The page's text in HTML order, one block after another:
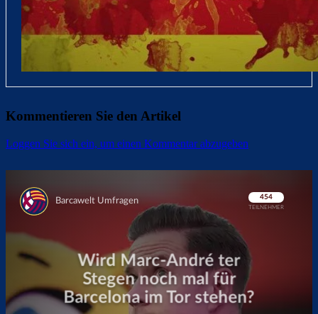
Kommentieren Sie den Artikel
Loggen Sie sich ein, um einen Kommentar abzugeben
Überspringen